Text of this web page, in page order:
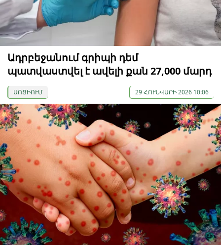
Ադրբեջանում գրիպի դեմ
պատվաստվել է ավելի քան 27,000 մարդ
ՍՈՑԻՈՒՄ 29 ՀՈՒՆՎԱՐԻ 2026 10:06